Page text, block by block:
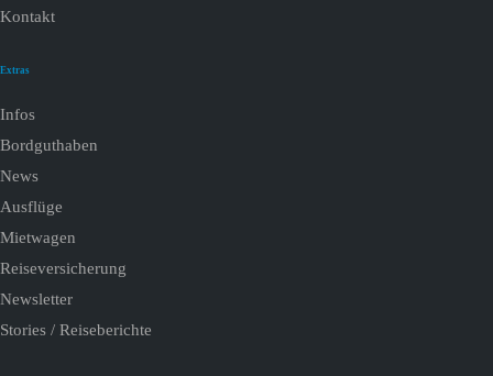
Kontakt
Extras
Infos
Bordguthaben
News
Ausflüge
Mietwagen
Reiseversicherung
Newsletter
Stories / Reiseberichte